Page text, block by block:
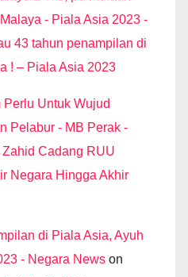
- Piala Asia 2023 -
43 tahun penampilan di
! – Piala Asia 2023
Untuk Wujud
Pelabur - MB Perak -
Cadang RUU
Negara Hingga Akhir
di Piala Asia, Ayuh
- Negara News on